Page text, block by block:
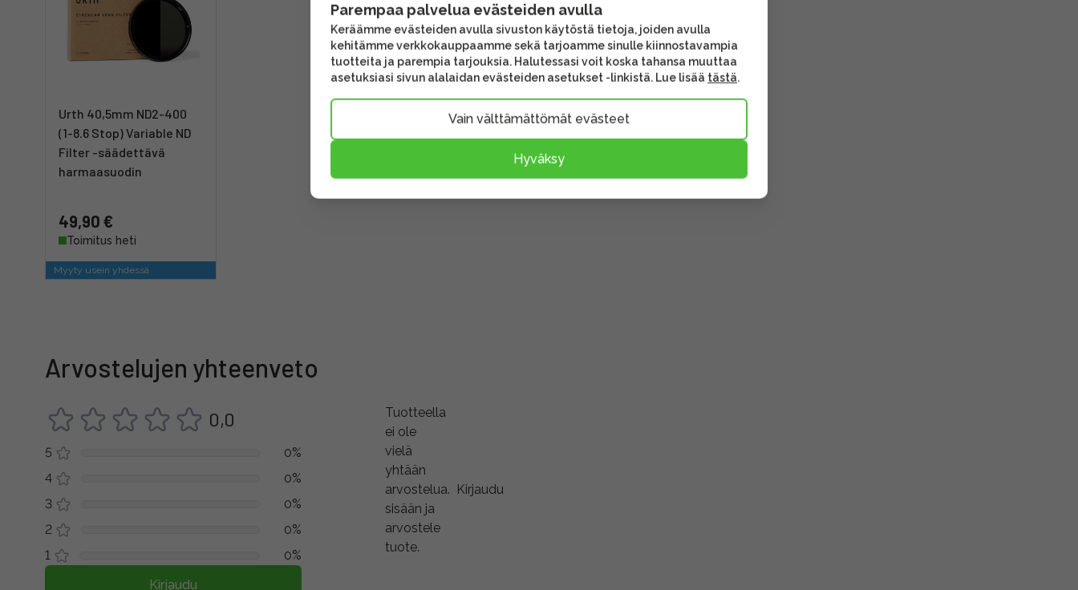
Urth 40,5mm ND2-400
(1-8.6 Stop) Variable ND
Filter -säädettävä
harmaasuodin
49,90 €
Toimitus heti
Myyty usein yhdessä
Arvostelujen yhteenveto
0,0
5
0%
4
0%
3
0%
2
0%
1
0%
Kirjaudu
Tuotteella
ei ole
vielä
yhtään
arvostelua. Kirjaudu
sisään ja
arvostele
tuote.
Parempaa palvelua evästeiden avulla
Keräämme evästeiden avulla sivuston käytöstä tietoja, joiden avulla
kehitämme verkkokauppaamme sekä tarjoamme sinulle kiinnostavampia
tuotteita ja parempia tarjouksia. Halutessasi voit koska tahansa muuttaa
asetuksiasi sivun alalaidan evästeiden asetukset -linkistä. Lue lisää tästä.
Vain välttämättömät evästeet
Hyväksy